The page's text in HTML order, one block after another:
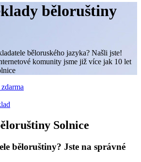
běloruštiny
běloruského jazyka? Našli jste!
komunity jsme již více jak 10 let
Solnice
běloruštiny? Jste na správné